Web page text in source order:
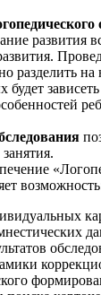
развития
разделить на
будет